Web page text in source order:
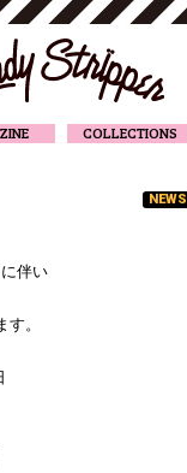
COLLECTIONS
NEWS
伴い
。